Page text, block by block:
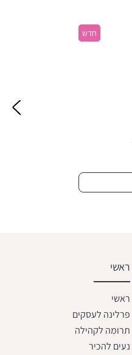
חדש
ראשי
ראשי
פרלינה לעסקים
תרומה לקהילה
נעים להכיר